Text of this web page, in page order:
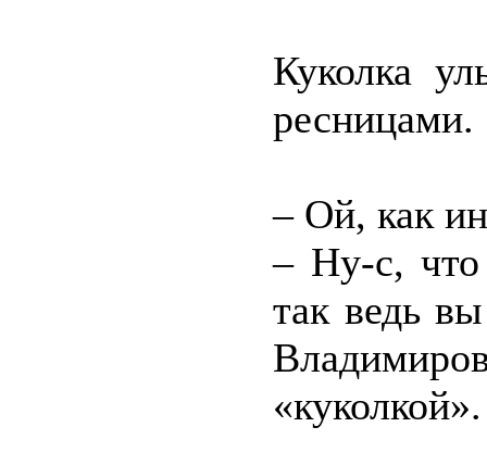
Куколка
ресницами.
– Ой, как
– Ну-с,
так ведь
«куколкой».